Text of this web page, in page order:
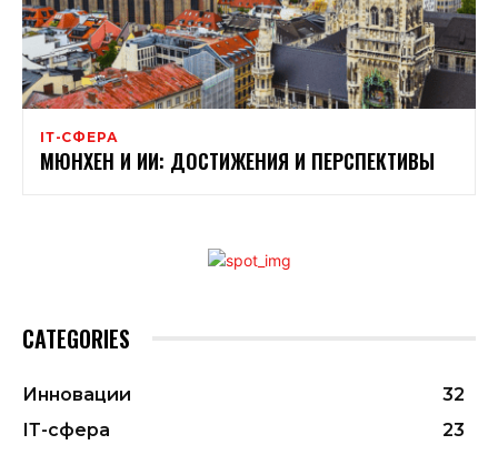
ІТ-СФЕРА
МЮНХЕН И ИИ: ДОСТИЖЕНИЯ И ПЕРСПЕКТИВЫ
CATEGORIES
Инновации
32
ІТ-сфера
23